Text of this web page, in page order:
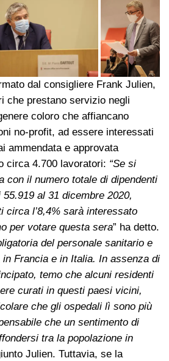
dal consigliere Frank Julien,
che prestano servizio negli
coloro che affiancano
no-profit, ad essere interessati
ammendata e approvata
circa 4.700 lavoratori: “Se si
con il numero totale di dipendenti
al 31 dicembre 2020,
circa l’8,4% sarà interessato
per votare questa sera” ha detto.
del personale sanitario e
Francia e in Italia. In assenza di
temo che alcuni residenti
curati in questi paesi vicini,
che gli ospedali lì sono più
che un sentimento di
tra la popolazione in
Julien. Tuttavia, se la